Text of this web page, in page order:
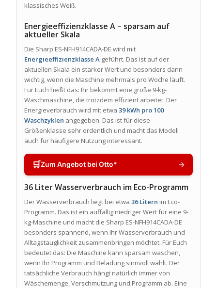
klassisches Weiß.
Energieeffizienzklasse A – sparsam auf
aktueller Skala
Die Sharp ES-NFH914CADA-DE wird mit
Energieeffizienzklasse Ageführt. Das ist auf der
aktuellen Skala ein starker Wert und besonders dann
wichtig, wenn die Maschine mehrmals pro Woche läuft.
Für Euch heißt das: Ihr bekommt eine große 9-kg-
Waschmaschine, die trotzdem effizient arbeitet. Der
Energieverbrauch wird mit etwa 39 kWh pro 100
Waschzyklen angegeben. Das ist für diese
Größenklasse sehr ordentlich und macht das Modell
auch für häufigere Nutzung interessant.
🛒Zum Angebot bei Otto* →
36 Liter Wasserverbrauch im Eco-Programm
Der Wasserverbrauch liegt bei etwa 36 Litern im Eco-
Programm. Das ist ein auffällig niedriger Wert für eine 9-
kg-Maschine und macht die Sharp ES-NFH914CADA-DE
besonders spannend, wenn Ihr Wasserverbrauch und
Alltagstauglichkeit zusammenbringen möchtet. Für Euch
bedeutet das: Die Maschine kann sparsam waschen,
wenn Ihr Programm und Beladung sinnvoll wählt. Der
tatsächliche Verbrauch hängt natürlich immer von
Wäschemenge, Verschmutzung und Programm ab. Eine